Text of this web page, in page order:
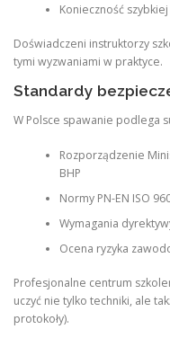
Konieczność
Doświadczeni instruktorzy
tymi wyzwaniami w praktyce.
Standardy
W Polsce spawanie podlega
Rozporządzenie
BHP
Normy PN-EN ISO
Wymagania
Ocena ryzyka
Profesjonalne centrum
uczyć nie tylko techniki, ale
protokoły).